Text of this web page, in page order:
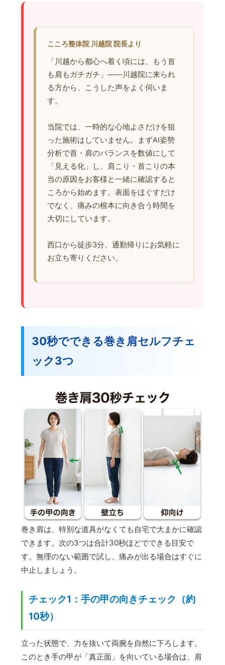
こころ整体院 川越院 院長より
「川越から都心へ着く頃には、もう首
も肩もガチガチ」——川越院に来られ
る方から、こうした声をよく伺いま
す。
当院では、一時的な心地よさだけを狙
った施術はしていません。まずAI姿勢
分析で首・肩のバランスを数値にして
「見える化」し、肩こり・首こりの本
当の原因をお客様と一緒に確認すると
ころから始めます。表面をほぐすだけ
でなく、痛みの根本に向き合う時間を
大切にしています。
西口から徒歩3分、通勤帰りにお気軽に
お立ち寄りください。
30秒でできる巻き肩セルフチェ
ック3つ
巻き肩は、特別な道具がなくても自宅で大まかに確認
できます。次の3つは合計30秒ほどでできる目安で
す。無理のない範囲で試し、痛みが出る場合はすぐに
中止しましょう。
チェック1：手の甲の向きチェック（約
10秒）
立った状態で、力を抜いて両腕を自然に下ろします。
このとき手の甲が「真正面」を向いている場合は、肩